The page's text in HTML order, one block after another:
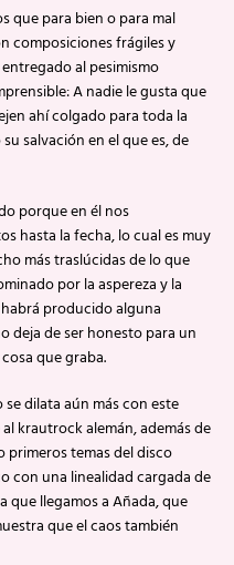
que para bien o para mal
composiciones frágiles y
al pesimismo
A nadie le gusta que
ahí colgado para toda la
salvación en el que es, de
porque en él nos
hasta la fecha, lo cual es muy
más traslúcidas de lo que
por la aspereza y la
producido alguna
deja de ser honesto para un
que graba.
dilata aún más con este
krautrock alemán, además de
temas del disco
con una linealidad cargada de
llegamos a Añada, que
que el caos también